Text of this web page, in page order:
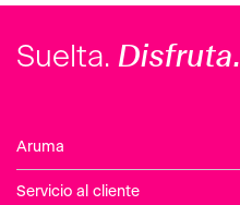
Suelta. Disfruta.
Aruma
Servicio al cliente